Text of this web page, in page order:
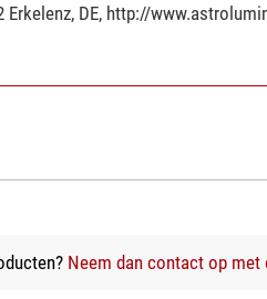
DE, http://
Neem dan contact op met